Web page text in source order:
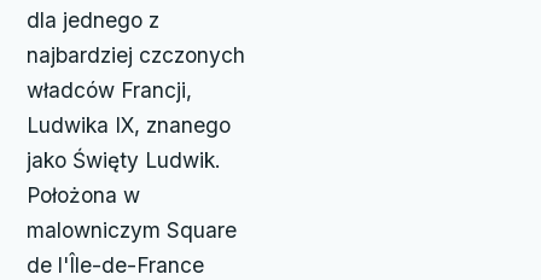
dla jednego z
najbardziej czczonych
władców Francji,
Ludwika IX, znanego
jako Święty Ludwik.
Położona w
malowniczym Square
de l'Île-de-France